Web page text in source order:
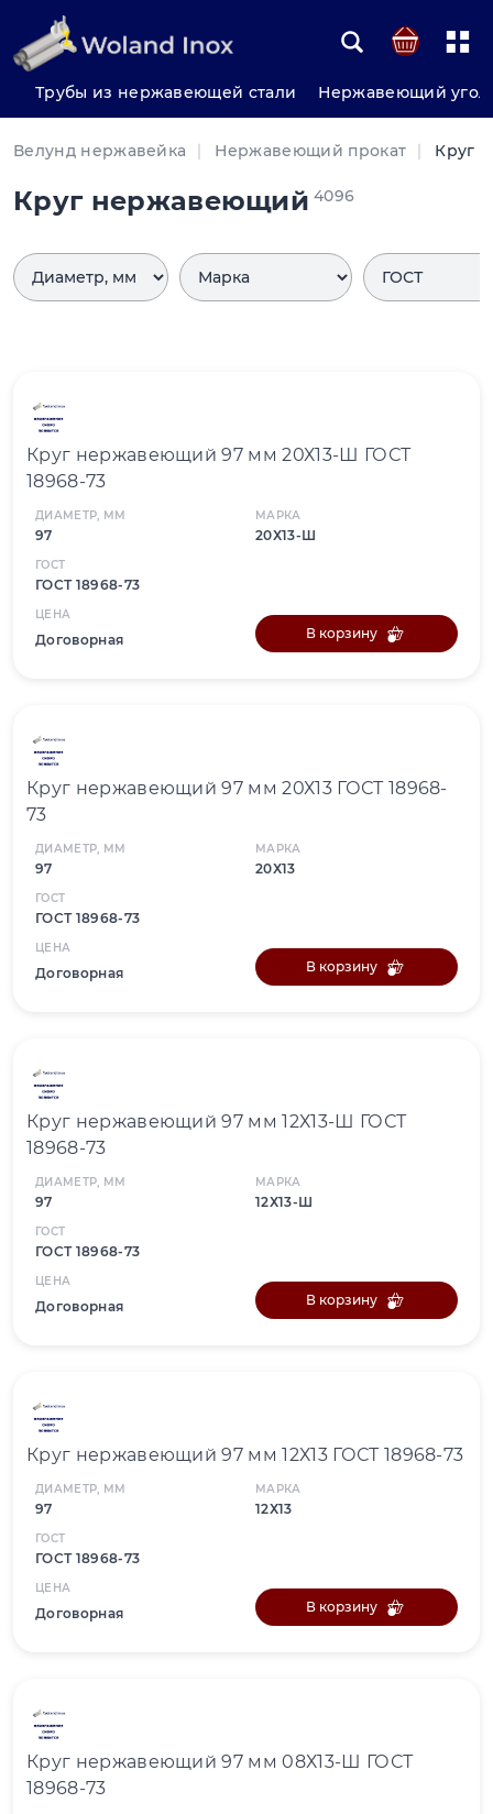
Трубы из нержавеющей стали Нержавеющий
Велунд нержавейка Нержавеющий прокат Круг
Круг нержавеющий 4096
Круг нержавеющий 97 мм 20Х13-Ш ГОСТ
18968-73
ДИАМЕТР, ММ
97
МАРКА
20Х13-Ш
ГОСТ
ГОСТ 18968-73
ЦЕНА
Договорная В корзину
Круг нержавеющий 97 мм 20Х13 ГОСТ 18968-
73
ДИАМЕТР, ММ
97
МАРКА
20Х13
ГОСТ
ГОСТ 18968-73
ЦЕНА
Договорная В корзину
Круг нержавеющий 97 мм 12Х13-Ш ГОСТ
18968-73
ДИАМЕТР, ММ
97
МАРКА
12Х13-Ш
ГОСТ
ГОСТ 18968-73
ЦЕНА
Договорная В корзину
Круг нержавеющий 97 мм 12Х13 ГОСТ 18968-73
ДИАМЕТР, ММ
97
МАРКА
12Х13
ГОСТ
ГОСТ 18968-73
ЦЕНА
Договорная В корзину
Круг нержавеющий 97 мм 08Х13-Ш ГОСТ
18968-73